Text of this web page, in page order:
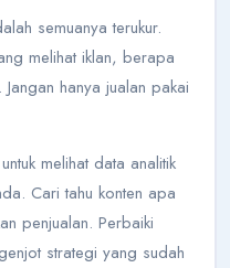
semuanya terukur.
melihat iklan, berapa
hanya jualan pakai
melihat data analitik
Cari tahu konten apa
penjualan. Perbaiki
strategi yang sudah